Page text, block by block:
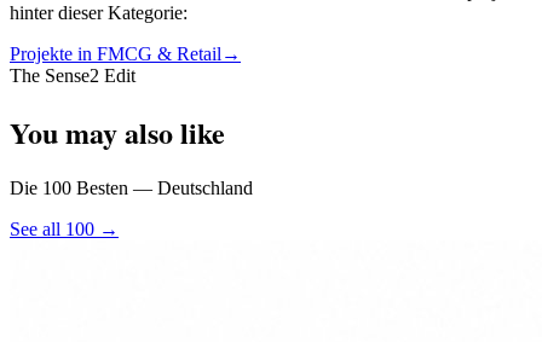
hinter dieser Kategorie:
Projekte in FMCG & Retail →
The Sense2 Edit
You may also like
Die 100 Besten — Deutschland
See all 100 →